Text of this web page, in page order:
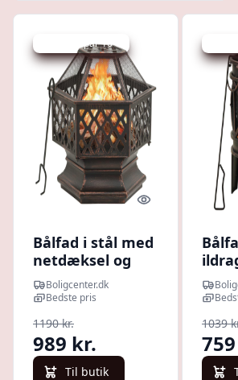
Udsalg - spar 16 %
Quick look
Bålfad i stål med
netdæksel og
ildrager - XXL
62×54×56 cm
Boligcenter.dk
Bedste pris
1190 kr.
989 kr.
Til butik
cm -
sort/
1039